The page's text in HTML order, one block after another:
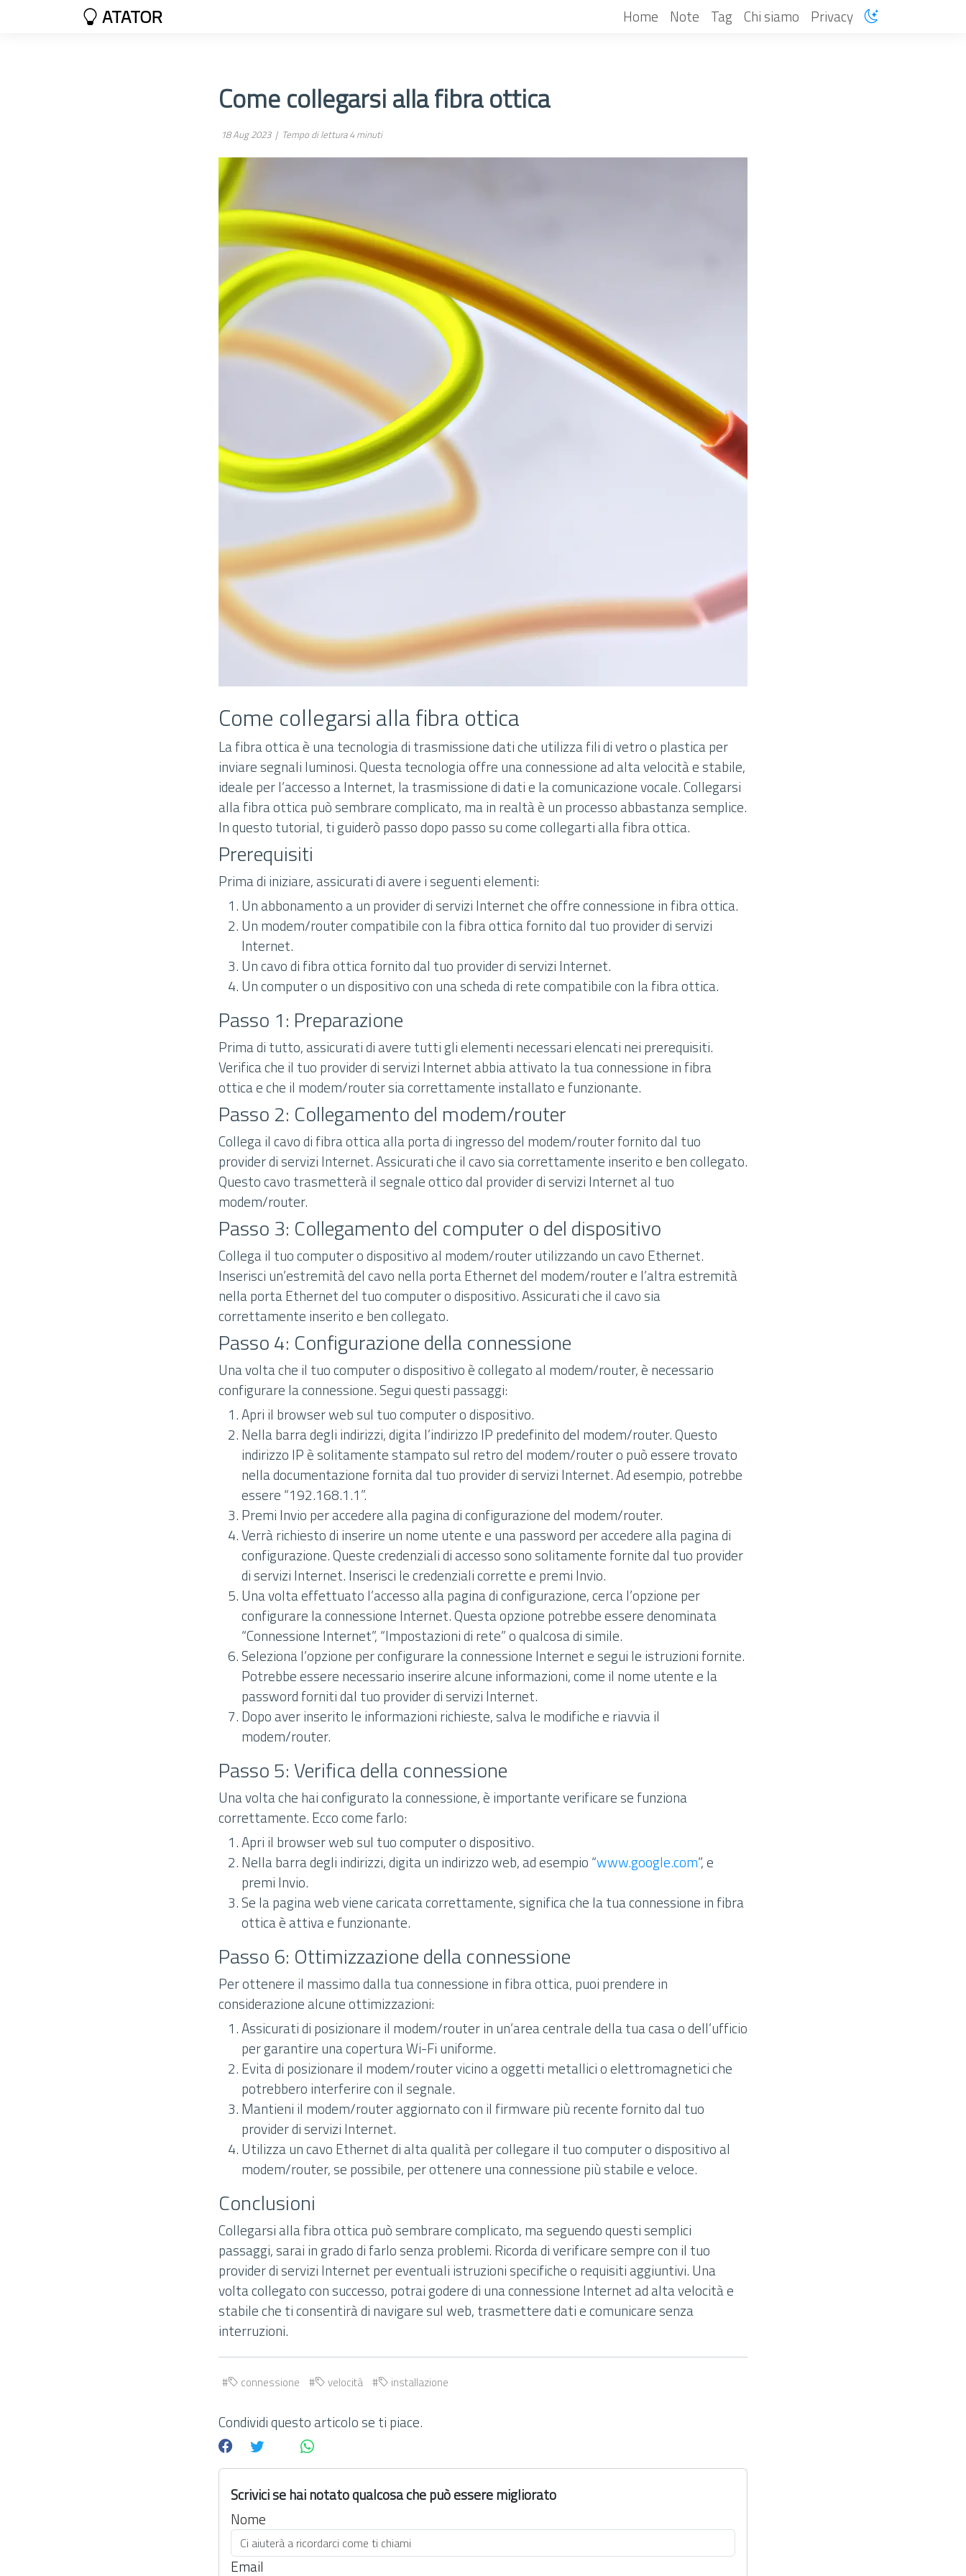
ATATOR Home Note Tag Chi siamo Privacy
Come collegarsi alla fibra ottica
18 Aug 2023 | Tempo di lettura 4 minuti
Come collegarsi alla fibra ottica
La fibra ottica è una tecnologia di trasmissione dati che utilizza fili di vetro o plastica per
inviare segnali luminosi. Questa tecnologia offre una connessione ad alta velocità e stabile,
ideale per l’accesso a Internet, la trasmissione di dati e la comunicazione vocale. Collegarsi
alla fibra ottica può sembrare complicato, ma in realtà è un processo abbastanza semplice.
In questo tutorial, ti guiderò passo dopo passo su come collegarti alla fibra ottica.
Prerequisiti
Prima di iniziare, assicurati di avere i seguenti elementi:
Un abbonamento a un provider di servizi Internet che offre connessione in fibra ottica.
Un modem/router compatibile con la fibra ottica fornito dal tuo provider di servizi
Internet.
Un cavo di fibra ottica fornito dal tuo provider di servizi Internet.
Un computer o un dispositivo con una scheda di rete compatibile con la fibra ottica.
Passo 1: Preparazione
Prima di tutto, assicurati di avere tutti gli elementi necessari elencati nei prerequisiti.
Verifica che il tuo provider di servizi Internet abbia attivato la tua connessione in fibra
ottica e che il modem/router sia correttamente installato e funzionante.
Passo 2: Collegamento del modem/router
Collega il cavo di fibra ottica alla porta di ingresso del modem/router fornito dal tuo
provider di servizi Internet. Assicurati che il cavo sia correttamente inserito e ben collegato.
Questo cavo trasmetterà il segnale ottico dal provider di servizi Internet al tuo
modem/router.
Passo 3: Collegamento del computer o del dispositivo
Collega il tuo computer o dispositivo al modem/router utilizzando un cavo Ethernet.
Inserisci un’estremità del cavo nella porta Ethernet del modem/router e l’altra estremità
nella porta Ethernet del tuo computer o dispositivo. Assicurati che il cavo sia
correttamente inserito e ben collegato.
Passo 4: Configurazione della connessione
Una volta che il tuo computer o dispositivo è collegato al modem/router, è necessario
configurare la connessione. Segui questi passaggi:
Apri il browser web sul tuo computer o dispositivo.
Nella barra degli indirizzi, digita l’indirizzo IP predefinito del modem/router. Questo
indirizzo IP è solitamente stampato sul retro del modem/router o può essere trovato
nella documentazione fornita dal tuo provider di servizi Internet. Ad esempio, potrebbe
essere “192.168.1.1”.
Premi Invio per accedere alla pagina di configurazione del modem/router.
Verrà richiesto di inserire un nome utente e una password per accedere alla pagina di
configurazione. Queste credenziali di accesso sono solitamente fornite dal tuo provider
di servizi Internet. Inserisci le credenziali corrette e premi Invio.
Una volta effettuato l’accesso alla pagina di configurazione, cerca l’opzione per
configurare la connessione Internet. Questa opzione potrebbe essere denominata
“Connessione Internet”, “Impostazioni di rete” o qualcosa di simile.
Seleziona l’opzione per configurare la connessione Internet e segui le istruzioni fornite.
Potrebbe essere necessario inserire alcune informazioni, come il nome utente e la
password forniti dal tuo provider di servizi Internet.
Dopo aver inserito le informazioni richieste, salva le modifiche e riavvia il
modem/router.
Passo 5: Verifica della connessione
Una volta che hai configurato la connessione, è importante verificare se funziona
correttamente. Ecco come farlo:
Apri il browser web sul tuo computer o dispositivo.
Nella barra degli indirizzi, digita un indirizzo web, ad esempio “www.google.com”, e
premi Invio.
Se la pagina web viene caricata correttamente, significa che la tua connessione in fibra
ottica è attiva e funzionante.
Passo 6: Ottimizzazione della connessione
Per ottenere il massimo dalla tua connessione in fibra ottica, puoi prendere in
considerazione alcune ottimizzazioni:
Assicurati di posizionare il modem/router in un’area centrale della tua casa o dell’ufficio
per garantire una copertura Wi-Fi uniforme.
Evita di posizionare il modem/router vicino a oggetti metallici o elettromagnetici che
potrebbero interferire con il segnale.
Mantieni il modem/router aggiornato con il firmware più recente fornito dal tuo
provider di servizi Internet.
Utilizza un cavo Ethernet di alta qualità per collegare il tuo computer o dispositivo al
modem/router, se possibile, per ottenere una connessione più stabile e veloce.
Conclusioni
Collegarsi alla fibra ottica può sembrare complicato, ma seguendo questi semplici
passaggi, sarai in grado di farlo senza problemi. Ricorda di verificare sempre con il tuo
provider di servizi Internet per eventuali istruzioni specifiche o requisiti aggiuntivi. Una
volta collegato con successo, potrai godere di una connessione Internet ad alta velocità e
stabile che ti consentirà di navigare sul web, trasmettere dati e comunicare senza
interruzioni.
connessione velocità installazione
Condividi questo articolo se ti piace.
Scrivici se hai notato qualcosa che può essere migliorato
Nome
Email